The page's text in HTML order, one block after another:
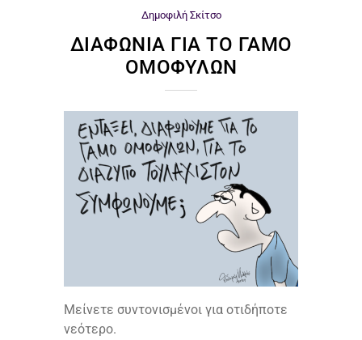
Δημοφιλή Σκίτσο
ΔΙΑΦΩΝΊΑ ΓΙΑ ΤΟ ΓΆΜΟ
ΟΜΟΦΎΛΩΝ
Μείνετε συντονισμένοι για οτιδήποτε
νεότερο.